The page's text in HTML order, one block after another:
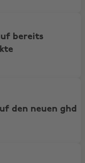
bereits
den neuen ghd